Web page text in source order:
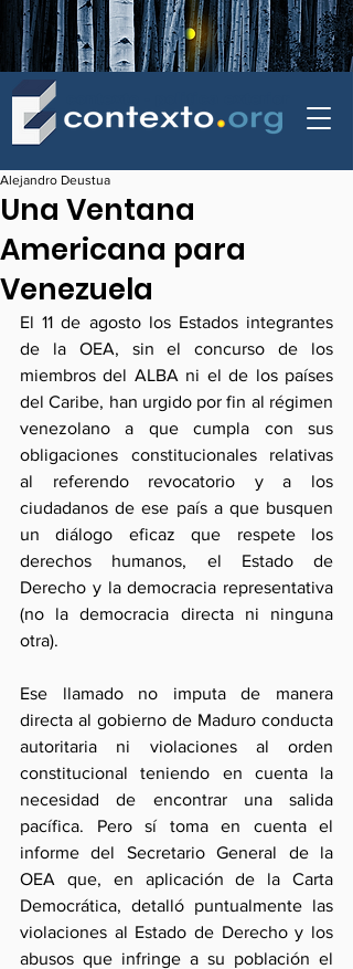
Una Ventana
Americana para
Venezuela
Alejandro Deustua
El 11 de agosto los Estados integrantes
de la OEA, sin el concurso de los
miembros del ALBA ni el de los países
del Caribe, han urgido por fin al régimen
venezolano a que cumpla con sus
obligaciones constitucionales relativas
al referendo revocatorio y a los
ciudadanos de ese país a que busquen
un diálogo eficaz que respete los
derechos humanos, el Estado de
Derecho y la democracia representativa
(no la democracia directa ni ninguna
otra).
Ese llamado no imputa de manera
directa al gobierno de Maduro conducta
autoritaria ni violaciones al orden
constitucional teniendo en cuenta la
necesidad de encontrar una salida
pacífica. Pero sí toma en cuenta el
informe del Secretario General de la
OEA que, en aplicación de la Carta
Democrática, detalló puntualmente las
violaciones al Estado de Derecho y los
abusos que infringe a su población el